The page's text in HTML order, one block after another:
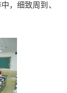
，细致周到、